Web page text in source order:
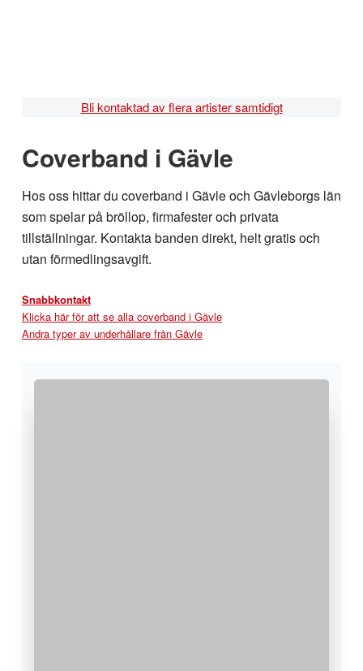
Bli kontaktad av flera artister samtidigt
Coverband i Gävle
Hos oss hittar du coverband i Gävle och Gävleborgs län
som spelar på bröllop, firmafester och privata
tillställningar. Kontakta banden direkt, helt gratis och
utan förmedlingsavgift.
Snabbkontakt
Klicka här för att se alla coverband i Gävle
Andra typer av underhållare från Gävle